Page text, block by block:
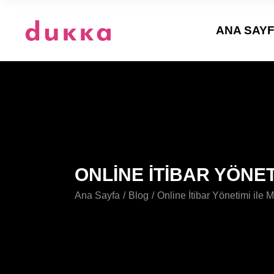
ANA
ONLINE İTIBAR
Ana Sayfa Blog Online İtibar Yönetimi ile